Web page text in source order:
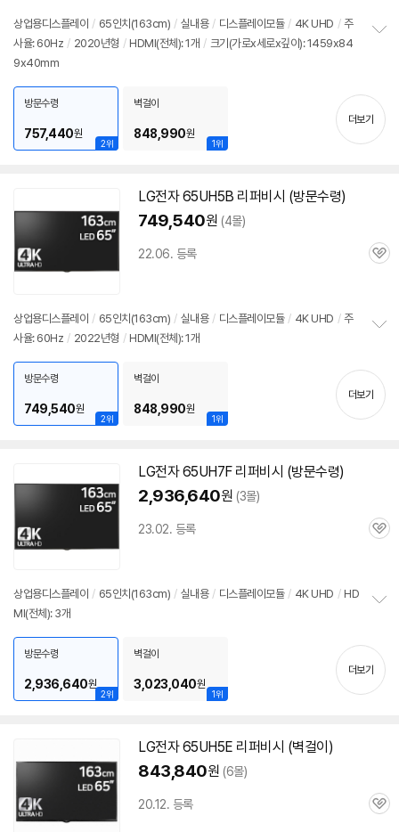
상업용디스플레이 / 65인치(163cm) / 실내용 / 디스플레이모듈 / 4K UHD / 주
사율: 60Hz / 2020년형 / HDMI(전체): 1개 / 크기(가로x세로x깊이): 1459x84
9x40mm
기
2위
방문수령
757,440원
1위
벽걸이
848,990원
더보기
LG전자 65UH5B 리퍼비시 (방문수령)
749,540원 (4몰)
22.06. 등록
관
상업용디스플레이 / 65인치(163cm) / 실내용 / 디스플레이모듈 / 4K UHD / 주
사율: 60Hz / 2022년형 / HDMI(전체): 1개
치
기
2위
방문수령
749,540원
1위
벽걸이
848,990원
더보기
LG전자 65UH7F 리퍼비시 (방문수령)
2,936,640원 (3몰)
23.02. 등록
관
상업용디스플레이 / 65인치(163cm) / 실내용 / 디스플레이모듈 / 4K UHD / HD
MI(전체): 3개
치
기
2위
방문수령
2,936,640원
1위
벽걸이
3,023,040원
더보기
LG전자 65UH5E 리퍼비시 (벽걸이)
843,840원 (6몰)
20.12. 등록
관